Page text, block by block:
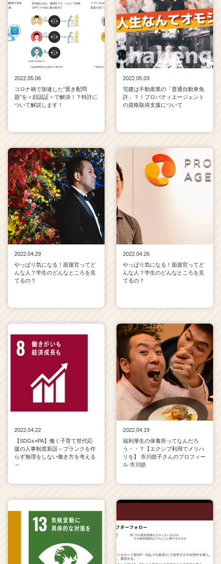
2022.05.06
コロナ禍で加速した“置き配問
題”を＜顔認証＞で解決！？特許に
ついて解説します！
2022.05.03
宅建は不動産業の「普通自動車免
許」？！プロパティエージェント
の資格取得支援について
2022.04.29
やっぱり気になる！面接官ってど
んな人？学生のどんなところを見
てるの？
2022.04.26
やっぱり気になる！面接官ってど
んな人？学生のどんなところを見
てるの？
2022.04.22
【SDGs×PA】働く子育て世代応
援の人事制度新設～ブランクを作
らず無理をしない働き方を考える
～
2022.04.19
福利厚生の保養所ってなんだろ
う・・？【エクシブ利用でメリハ
リを】 市川皓子さんのプロフィー
ル 市川皓